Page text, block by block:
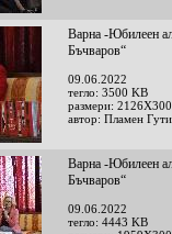
Варна -Юбилеен
Бъчваров“
09.06.2022
тегло: 3500 KB
размери:
автор: Пламен
Варна -Юбилеен
Бъчваров“
09.06.2022
тегло: 4443 KB